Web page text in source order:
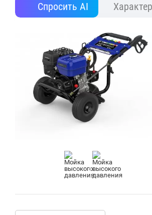
Спросить AI